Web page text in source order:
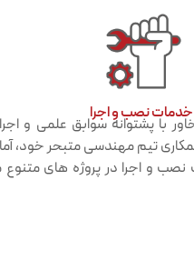
خدمات نصب و اجرا​
با پشتوانه سوابق علمی و
تیم مهندسی متبحر خود،
نصب و اجرا در پروژه های